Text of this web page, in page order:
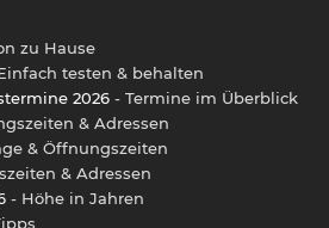
zu Hause
testen & behalten
2026 - Termine im Überblick
& Adressen
& Öffnungszeiten
& Adressen
- Höhe in Jahren